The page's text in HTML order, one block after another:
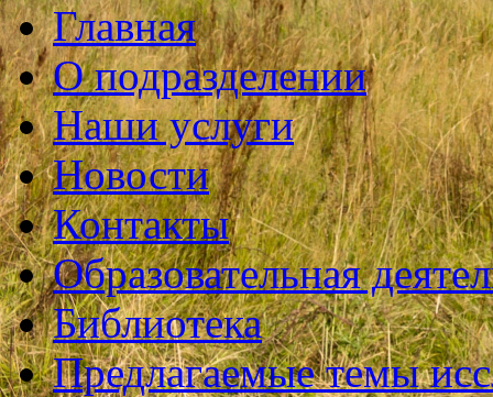
Главная
О подразделении
Наши услуги
Новости
Контакты
Образовательная
Библиотека
Предлагаемые темы